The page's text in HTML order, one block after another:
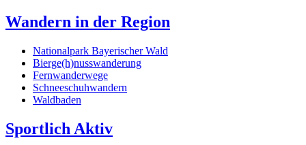
Wandern in der Region
Nationalpark Bayerischer Wald
Bierge(h)nusswanderung
Fernwanderwege
Schneeschuhwandern
Waldbaden
Sportlich Aktiv